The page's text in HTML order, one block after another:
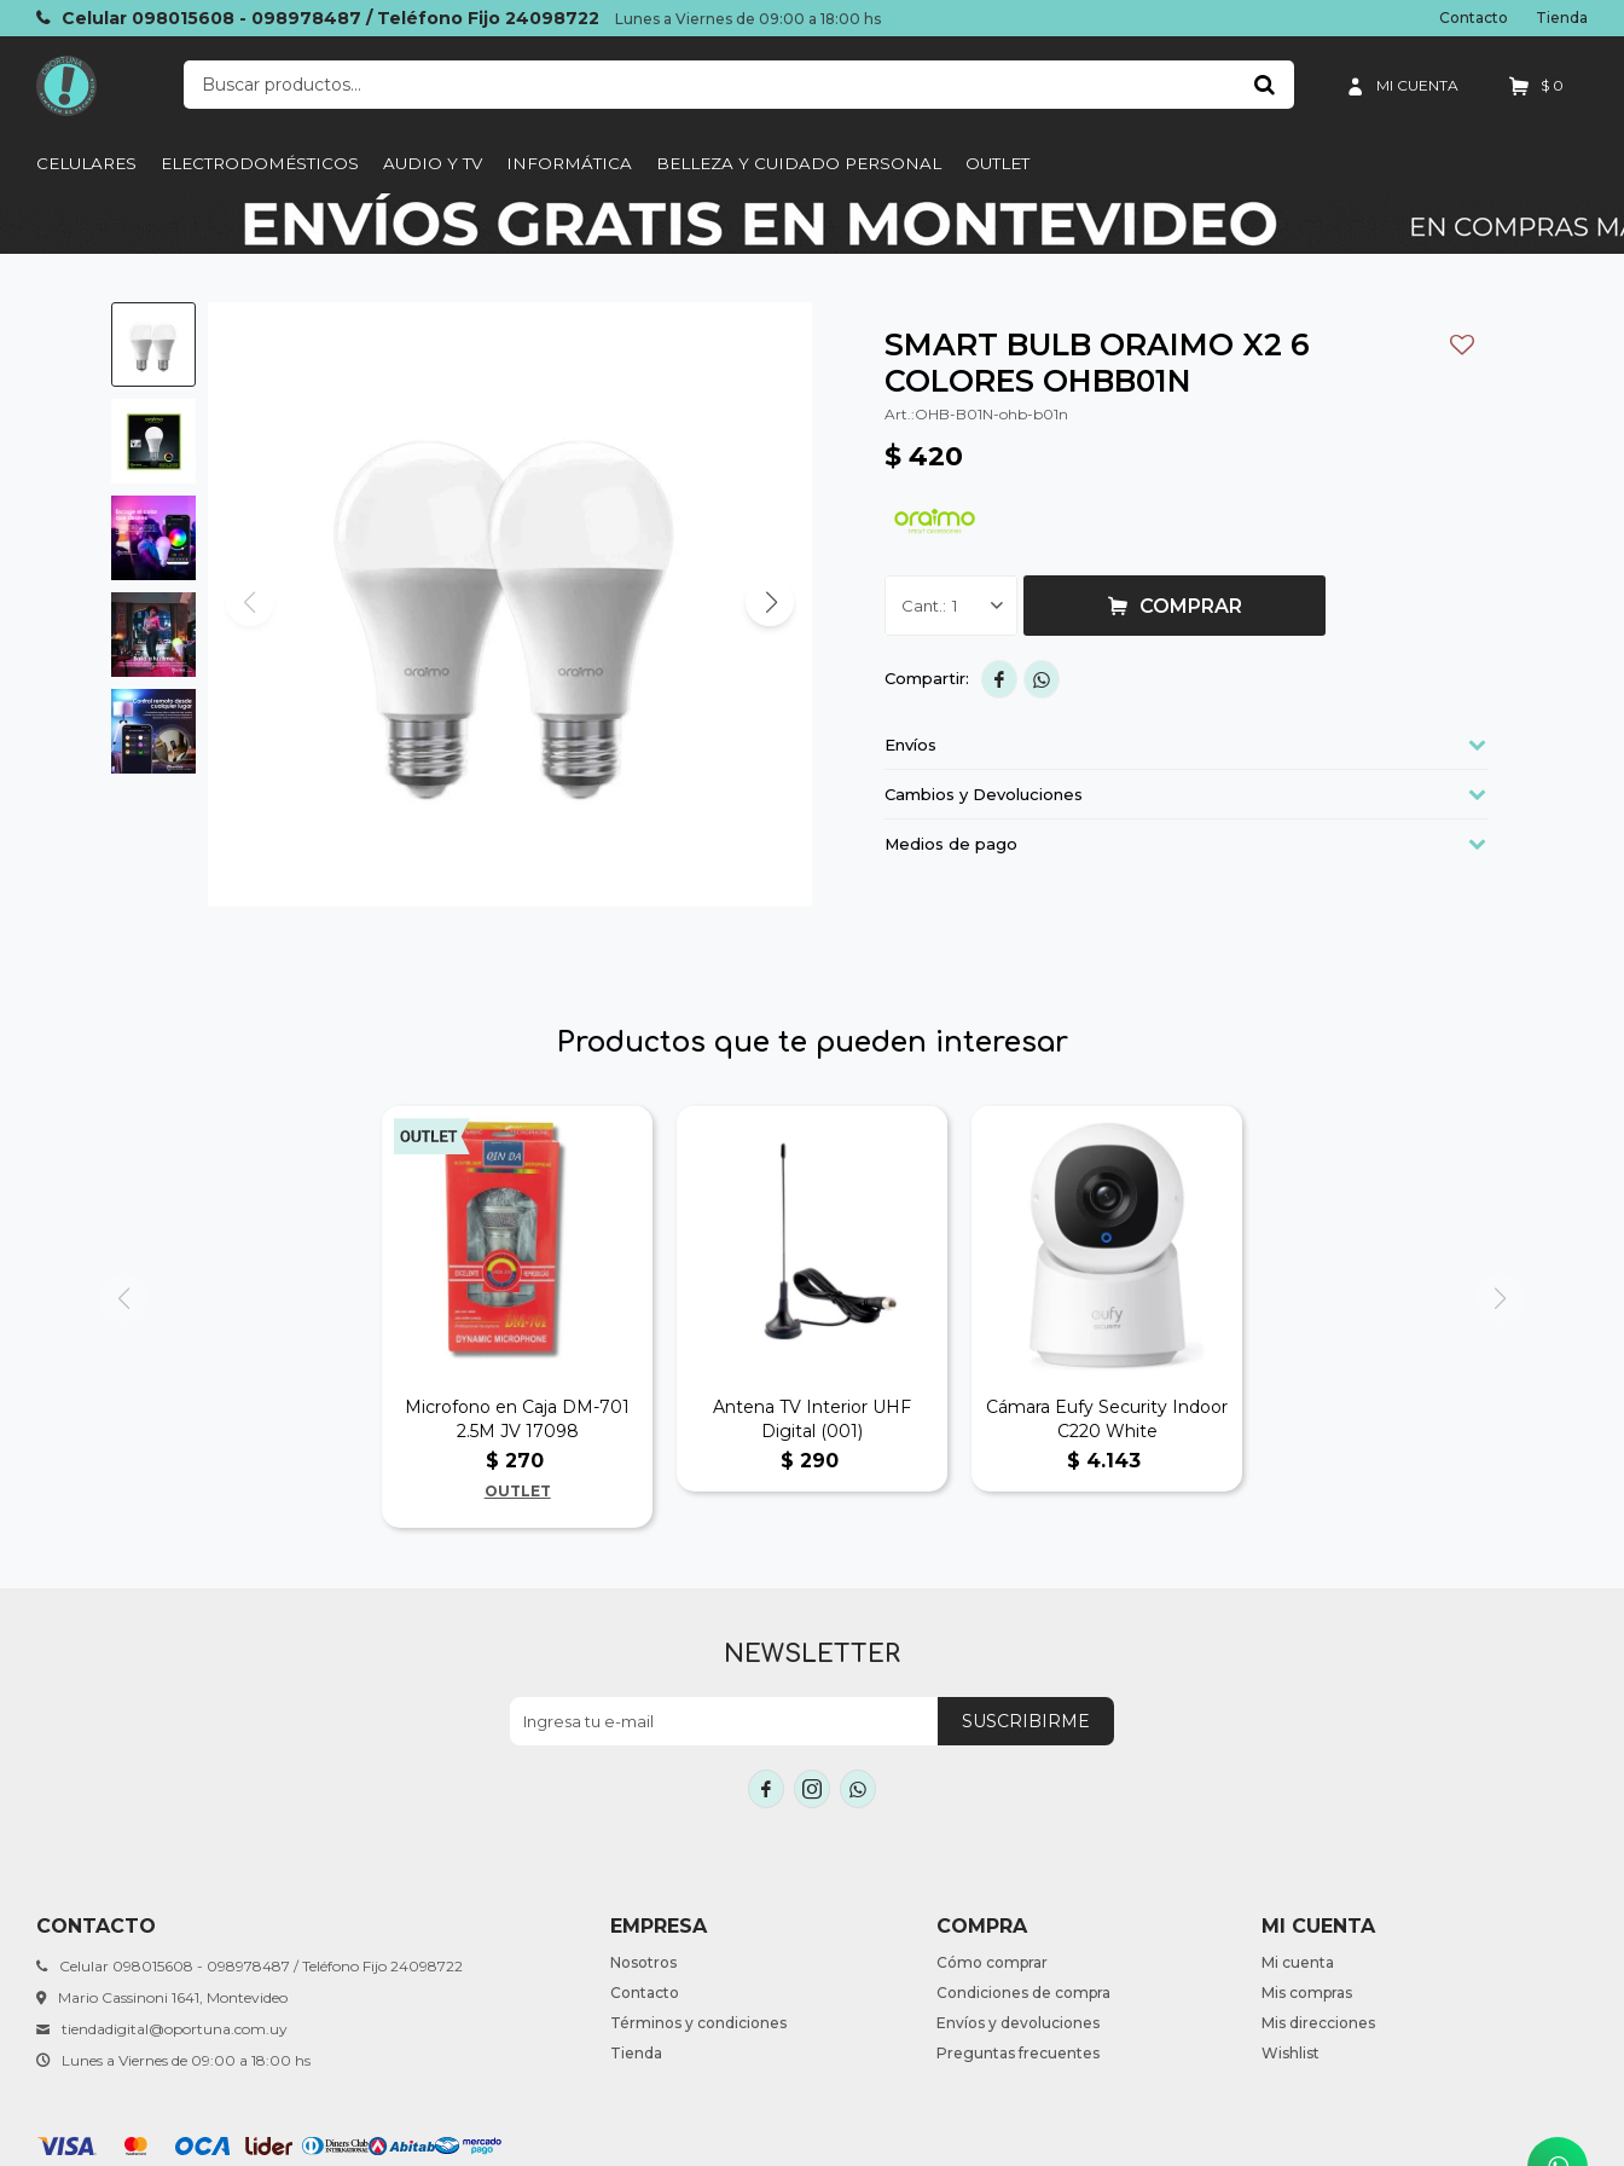
CELULARES ELECTRODOMÉSTICOS AUDIO Y TV INFORMÁTICA BELLEZA Y CUIDADO PERSONAL OUTLET
$ 0
Celular 098015608 - 098978487 / Teléfono Fijo 24098722 Lunes a Viernes de 09:00 a 18:00 hs Contacto Tienda
SMART BULB ORAIMO X2 6
COLORES OHBB01N
OHB-B01N-ohb-b01n
$ 420
1 COMPRAR
 
Envíos
Cambios y Devoluciones
Medios de pago
Productos que te pueden interesar
Microfono en Caja DM-701
2.5M JV 17098
$ 270
OUTLET
Antena TV Interior UHF
Digital (001)
$ 290
Cámara Eufy Security Indoor
C220 White
$ 4.143
CONTACTO
Celular 098015608 - 098978487 / Teléfono Fijo 24098722
Mario Cassinoni 1641, Montevideo
tiendadigital@oportuna.com.uy
Lunes a Viernes de 09:00 a 18:00 hs
EMPRESA
Nosotros
Contacto
Términos y condiciones
Tienda
COMPRA
Cómo comprar
Condiciones de compra
Envíos y devoluciones
Preguntas frecuentes
MI CUENTA
Mi cuenta
Mis compras
Mis direcciones
Wishlist
NEWSLETTER
SUSCRIBIRME
  